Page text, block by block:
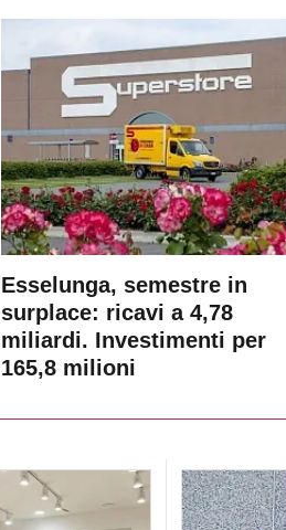
Esselunga, semestre in
surplace: ricavi a 4,78
miliardi. Investimenti per
165,8 milioni